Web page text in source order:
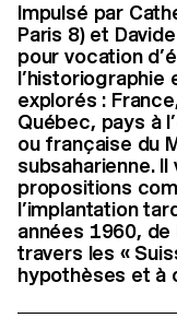
Impulsé par
Paris 8) et
pour vocation
l’historiographie
explorés :
Québec, pays à
ou française du
subsaharienne.
propositions
l’implantation
années 1960,
travers les «
hypothèses et à